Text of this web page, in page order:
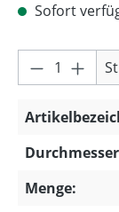
Sofort
Produkt
Menge: